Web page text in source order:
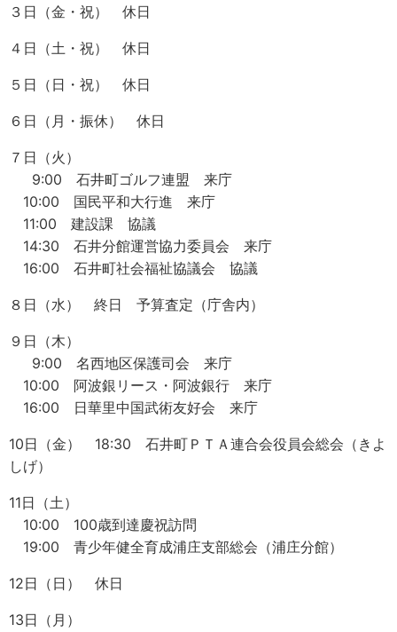
３日（金・祝） 休日
４日（土・祝） 休日
５日（日・祝） 休日
６日（月・振休） 休日
７日（火）
9:00 石井町ゴルフ連盟 来庁
10:00 国民平和大行進 来庁
11:00 建設課 協議
14:30 石井分館運営協力委員会 来庁
16:00 石井町社会福祉協議会 協議
８日（水） 終日 予算査定（庁舎内）
９日（木）
9:00 名西地区保護司会 来庁
10:00 阿波銀リース・阿波銀行 来庁
16:00 日華里中国武術友好会 来庁
10日（金） 18:30 石井町ＰＴＡ連合会役員会総会（きよ
しげ）
11日（土）
10:00 100歳到達慶祝訪問
19:00 青少年健全育成浦庄支部総会（浦庄分館）
12日（日） 休日
13日（月）